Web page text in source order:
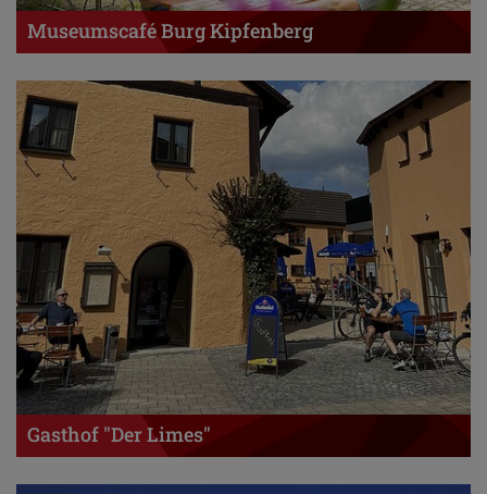
Museumscafé Burg Kipfenberg
Gasthof "Der Limes"